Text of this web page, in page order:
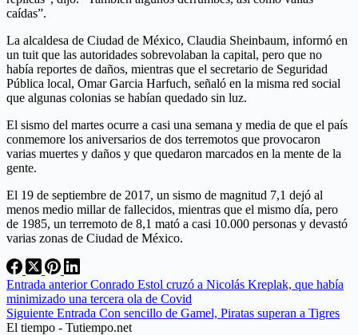
caídas”.
La alcaldesa de Ciudad de México, Claudia Sheinbaum, informó en
un tuit que las autoridades sobrevolaban la capital, pero que no
había reportes de daños, mientras que el secretario de Seguridad
Pública local, Omar Garcia Harfuch, señaló en la misma red social
que algunas colonias se habían quedado sin luz.
El sismo del martes ocurre a casi una semana y media de que el país
conmemore los aniversarios de dos terremotos que provocaron
varias muertes y daños y que quedaron marcados en la mente de la
gente.
El 19 de septiembre de 2017, un sismo de magnitud 7,1 dejó al
menos medio millar de fallecidos, mientras que el mismo día, pero
de 1985, un terremoto de 8,1 mató a casi 10.000 personas y devastó
varias zonas de Ciudad de México.
Entrada anteriorConrado Estol cruzó a Nicolás Kreplak, que había
minimizado una tercera ola de Covid
Siguiente Entrada Con sencillo de Gamel, Piratas superan a Tigres
El tiempo - Tutiempo.net